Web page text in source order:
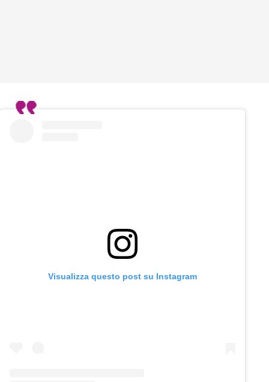
Visualizza questo post su Instagram